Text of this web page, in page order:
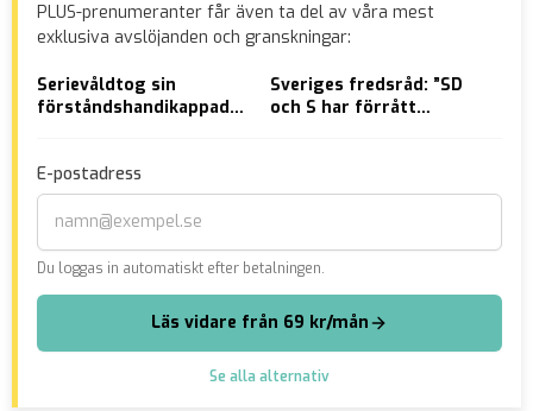
PLUS-prenumeranter får även ta del av våra mest
exklusiva avslöjanden och granskningar:
Serievåldtog sin
förståndshandikappade
Sveriges fredsråd: ”SD
och S har förrått
E-postadress
Du loggas in automatiskt efter betalningen.
Läs vidare från 69 kr/mån
Se alla alternativ